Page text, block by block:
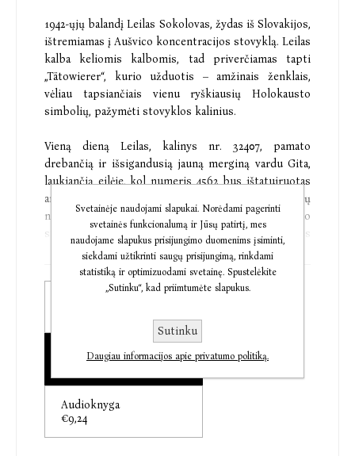
1942-ųjų balandį Leilas Sokolovas, žydas iš Slovakijos,
ištremiamas į Aušvico koncentracijos stovyklą. Leilas
kalba keliomis kalbomis, tad priverčiamas tapti
„Tätowierer“, kurio užduotis – amžinais ženklais,
vėliau tapsiančiais vienu ryškiausių Holokausto
simbolių, pažymėti stovyklos kalinius.
Vieną dieną Leilas, kalinys nr. 32407, pamato
drebančią ir išsigandusią jauną merginą vardu Gita,
laukiančią eilėje, kol numeris 4562 bus ištatuiruotas
ant jos rankos. Leilui – žavingam šelmiui ir moterų
numylėtiniui – tai meilė iš pirmo žvilgsnio. Po šio
susitikimo jis tvirtai pasiryžta: privalo išgyventi pats
ir išgelbėti Gitą.
Taip prasideda vienas ryškiausių ir drąsiausių,
Holokausto pasakojimas: Aušvico tatuiruotojo
meilės ir išlikimo istorija.
kiekvienam, nesvarbu, kiek pasakojimų apie
Holokaustą jis perskaitęs – šimtą ar nė vieno.“
Elektroninė knyga
Audioknyga
€9,24
Svetainėje naudojami slapukai. Norėdami pagerinti
svetainės funkcionalumą ir Jūsų patirtį, mes
naudojame slapukus prisijungimo duomenims įsiminti,
siekdami užtikrinti saugų prisijungimą, rinkdami
statistiką ir optimizuodami svetainę. Spustelėkite
„Sutinku“, kad priimtumėte slapukus.
Sutinku
Daugiau informacijos apie privatumo politiką.